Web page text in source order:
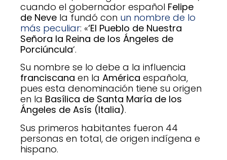
cuando el gobernador español Felipe
de Neve la fundó con un nombre de lo
más peculiar: «‘El Pueblo de Nuestra
Señora la Reina de los Ángeles de
Porciúncula‘.
Su nombre se lo debe a la influencia
franciscana en la América española,
pues esta denominación tiene su origen
en la Basílica de Santa María de los
Ángeles de Asís (Italia).
Sus primeros habitantes fueron 44
personas en total, de origen indígena e
hispano.